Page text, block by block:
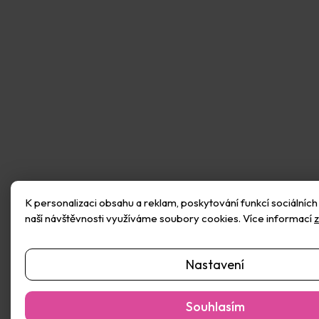
K personalizaci obsahu a reklam, poskytování funkcí
naší návštěvnosti využíváme soubory cookies. Více informací
Nastavení
Souhlasím